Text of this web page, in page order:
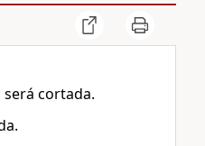
cortada.